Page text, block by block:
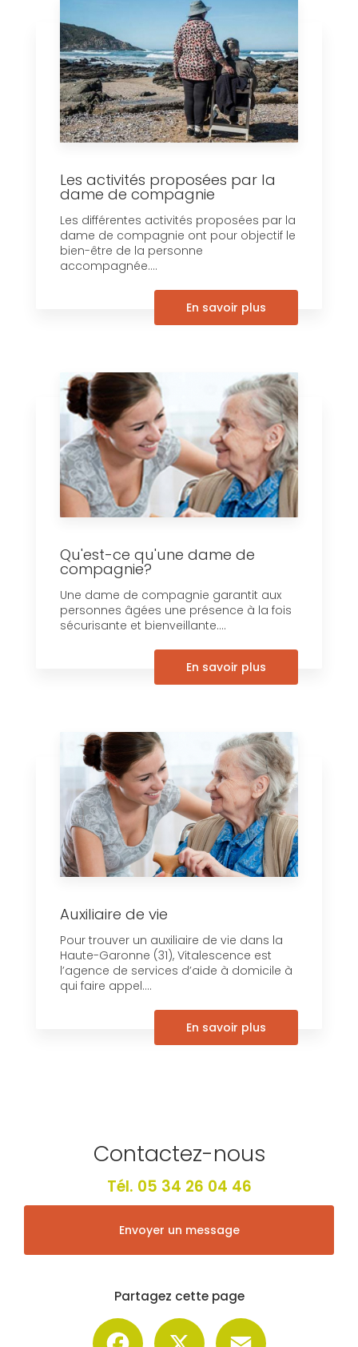
Les activités proposées par la
dame de compagnie
Les différentes activités proposées par la
dame de compagnie ont pour objectif le
bien-être de la personne
accompagnée....
En savoir plus
Qu'est-ce qu'une dame de
compagnie?
Une dame de compagnie garantit aux
personnes âgées une présence à la fois
sécurisante et bienveillante....
En savoir plus
Auxiliaire de vie
Pour trouver un auxiliaire de vie dans la
Haute-Garonne (31), Vitalescence est
l’agence de services d’aide à domicile à
qui faire appel....
En savoir plus
Contactez-nous
Tél. 05 34 26 04 46
Envoyer un message
Partagez cette page
Facebook